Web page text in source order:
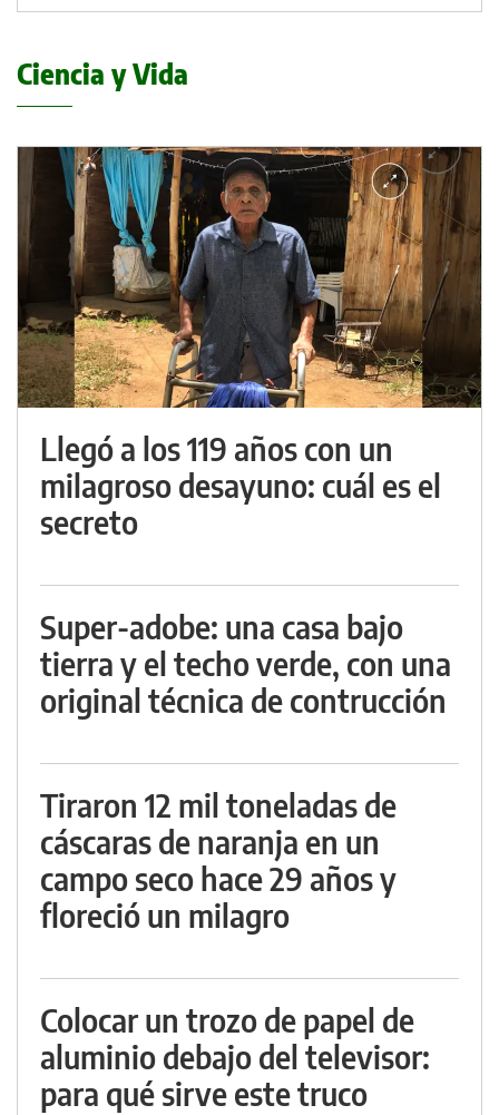
Ciencia y Vida
Llegó a los 119 años con un
milagroso desayuno: cuál es el
secreto
Super-adobe: una casa bajo
tierra y el techo verde, con una
original técnica de contrucción
Tiraron 12 mil toneladas de
cáscaras de naranja en un
campo seco hace 29 años y
floreció un milagro
Colocar un trozo de papel de
aluminio debajo del televisor:
para qué sirve este truco